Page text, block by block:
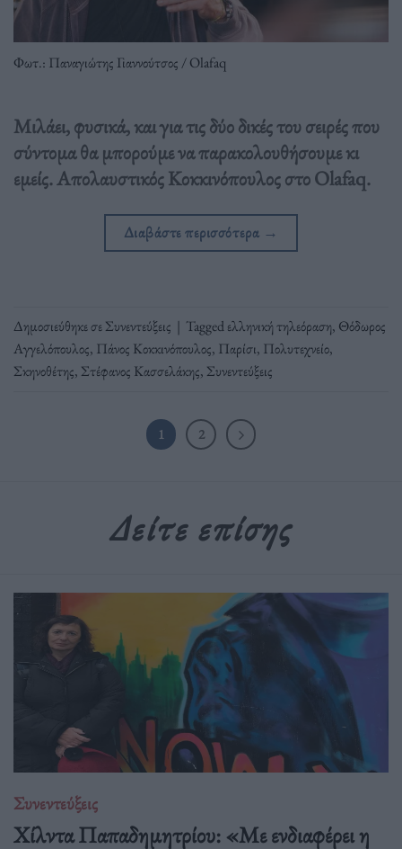
Φωτ.: Παναγιώτης Γιαννούτσος / Olafaq
Μιλάει, φυσικά, και για τις δύο δικές του σειρές που
σύντομα θα μπορούμε να παρακολουθήσουμε κι
εμείς. Απολαυστικός Κοκκινόπουλος στο Olafaq.
Διαβάστε περισσότερα →
Δημοσιεύθηκε σεΣυνεντεύξεις | Taggedελληνική τηλεόραση, Θόδωρος
Αγγελόπουλος, Πάνος Κοκκινόπουλος, Παρίσι, Πολυτεχνείο,
Σκηνοθέτης, Στέφανος Κασσελάκης, Συνεντεύξεις
1 2
Δείτε επίσης
Συνεντεύξεις
Χίλντα Παπαδημητρίου: «Με ενδιαφέρει η